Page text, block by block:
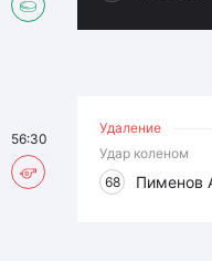
Удаление
Удар коленом
68
Пименов
56:30